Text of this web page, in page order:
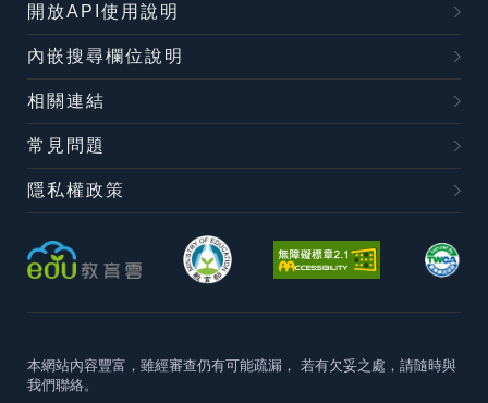
開放API使用說明
內嵌搜尋欄位說明
相關連結
常見問題
隱私權政策
本網站內容豐富，雖經審查仍有可能疏漏， 若有欠妥之處，請隨時與
我們聯絡。